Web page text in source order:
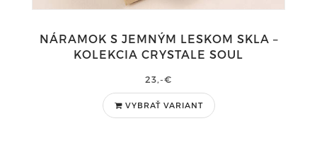
NÁRAMOK S JEMNÝM LESKOM SKLA –
KOLEKCIA CRYSTALE SOUL
23,-€
VYBRAŤ VARIANT